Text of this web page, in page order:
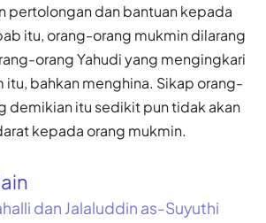
pertolongan dan bantuan kepada
itu, orang-orang mukmin dilarang
orang Yahudi yang mengingkari
itu, bahkan menghina. Sikap orang-
demikian itu sedikit pun tidak akan
kepada orang mukmin.
dan Jalaluddin as-Suyuthi